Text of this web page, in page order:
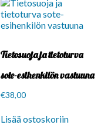
Tietosuoja ja tietoturva
sote-esihenkilön vastuuna
€38,00
Lisää ostoskoriin